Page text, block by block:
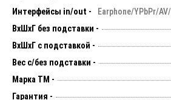
Интерфейсы in/out -
Earphone/YPbPr/
ВхШхГ без подставки -
ВхШхГ с подставкой -
Вес с/без подставки -
Марка ТМ -
Гарантия -